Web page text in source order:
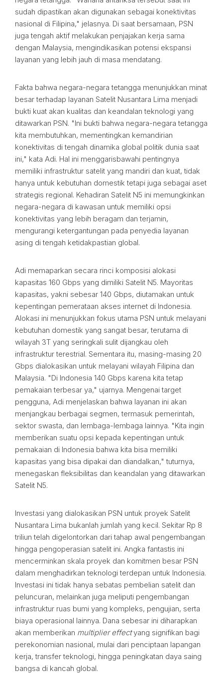
sudah dipastikan akan digunakan sebagai konektivitas
nasional di Filipina," jelasnya. Di saat bersamaan, PSN
juga tengah aktif melakukan penjajakan kerja sama
dengan Malaysia, mengindikasikan potensi ekspansi
layanan yang lebih jauh di masa mendatang.
Fakta bahwa negara-negara tetangga menunjukkan minat
besar terhadap layanan Satelit Nusantara Lima menjadi
bukti kuat akan kualitas dan keandalan teknologi yang
ditawarkan PSN. "Ini bukti bahwa negara-negara tetangga
kita membutuhkan, mementingkan kemandirian
konektivitas di tengah dinamika global politik dunia saat
ini," kata Adi. Hal ini menggarisbawahi pentingnya
memiliki infrastruktur satelit yang mandiri dan kuat, tidak
hanya untuk kebutuhan domestik tetapi juga sebagai aset
strategis regional. Kehadiran Satelit N5 ini memungkinkan
negara-negara di kawasan untuk memiliki opsi
konektivitas yang lebih beragam dan terjamin,
mengurangi ketergantungan pada penyedia layanan
asing di tengah ketidakpastian global.
Adi memaparkan secara rinci komposisi alokasi
kapasitas 160 Gbps yang dimiliki Satelit N5. Mayoritas
kapasitas, yakni sebesar 140 Gbps, diutamakan untuk
kepentingan pemerataan akses internet di Indonesia.
Alokasi ini menunjukkan fokus utama PSN untuk melayani
kebutuhan domestik yang sangat besar, terutama di
wilayah 3T yang seringkali sulit dijangkau oleh
infrastruktur terestrial. Sementara itu, masing-masing 20
Gbps dialokasikan untuk melayani wilayah Filipina dan
Malaysia. "Di Indonesia 140 Gbps karena kita tetap
pemakaian terbesar ya," ujarnya. Mengenai target
pengguna, Adi menjelaskan bahwa layanan ini akan
menjangkau berbagai segmen, termasuk pemerintah,
sektor swasta, dan lembaga-lembaga lainnya. "Kita ingin
memberikan suatu opsi kepada kepentingan untuk
pemakaian di Indonesia bahwa kita bisa memiliki
kapasitas yang bisa dipakai dan diandalkan," tuturnya,
menegaskan fleksibilitas dan keandalan yang ditawarkan
Satelit N5.
Investasi yang dialokasikan PSN untuk proyek Satelit
Nusantara Lima bukanlah jumlah yang kecil. Sekitar Rp 8
triliun telah digelontorkan dari tahap awal pengembangan
hingga pengoperasian satelit ini. Angka fantastis ini
mencerminkan skala proyek dan komitmen besar PSN
dalam menghadirkan teknologi terdepan untuk Indonesia.
Investasi ini tidak hanya sebatas pembelian satelit dan
peluncuran, melainkan juga meliputi pengembangan
infrastruktur ruas bumi yang kompleks, pengujian, serta
biaya operasional lainnya. Dana sebesar ini diharapkan
akan memberikan multiplier effectyang signifikan bagi
perekonomian nasional, mulai dari penciptaan lapangan
kerja, transfer teknologi, hingga peningkatan daya saing
bangsa di kancah global.